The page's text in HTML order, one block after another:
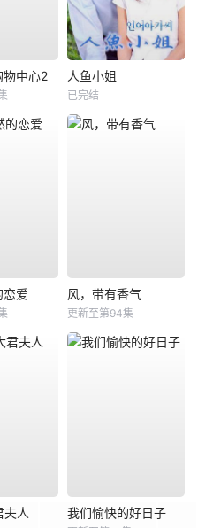
物中心2 人鱼小姐
已完结
恋爱 风，带有香气
更新至第94集
夫人 我们愉快的好日子